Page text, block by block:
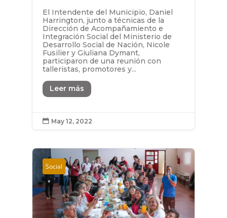
El Intendente del Municipio, Daniel
Harrington, junto a técnicas de la
Dirección de Acompañamiento e
Integración Social del Ministerio de
Desarrollo Social de Nación, Nicole
Fusilier y Giuliana Dymant,
participaron de una reunión con
talleristas, promotores y...
Leer más
 May 12, 2022
Social